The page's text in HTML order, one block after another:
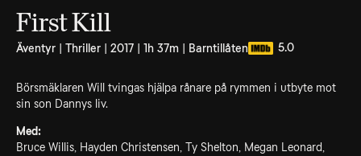
First Kill
Äventyr | Thriller | 2017 | 1h 37m | Barntillåten 5.0
Börsmäklaren Will tvingas hjälpa rånare på rymmen i utbyte mot
sin son Dannys liv.
Med:
Bruce Willis, Hayden Christensen, Ty Shelton, Megan Leonard,